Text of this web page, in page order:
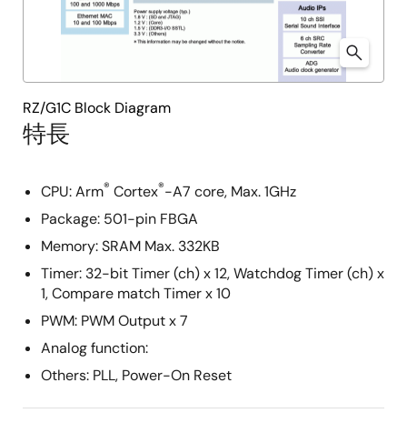
特長
CPU: Arm® Cortex®-A7 core, Max. 1GHz
Package: 501-pin FBGA
Memory: SRAM Max. 332KB
Timer: 32-bit Timer (ch) x 12, Watchdog Timer (ch) x
1, Compare match Timer x 10
PWM: PWM Output x 7
Analog function:
Others: PLL, Power-On Reset
RZ/G1C Block Diagram